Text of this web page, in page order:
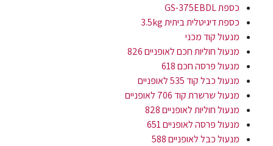
כספת GS-375EBDL
כספת דיגיטלית ביתית 3.5kg
מנעול קוד מכני
מנעול חוליות חכם לאופניים 826
מנעול פרסה חכם 618
מנעול כבל קוד 535 לאופניים
מנעול שרשרת קוד 706 לאופניים
מנעול חוליות לאופניים 828
מנעול פרסה לאופניים 651
מנעול כבל לאופניים 588